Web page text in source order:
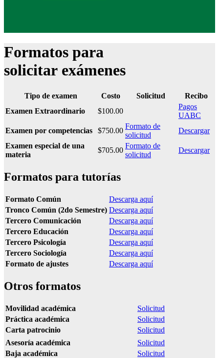
Formatos para
solicitar exámenes
Tipo de examen Costo Solicitud
Recibo
Examen Extraordinario
$100.00
Pagos
UABC
Examen por competencias
$750.00
Formato de
solicitud
Descargar
Examen especial de una
materia
$705.00
Formato de
solicitud
Descargar
Formatos para tutorías
Formato Común
Descarga aquí
Tronco Común (2do Semestre) Descarga aquí
Tercero Comunicación
Descarga aquí
Tercero Educación
Descarga aquí
Tercero Psicología
Descarga aquí
Tercero Sociología
Descarga aquí
Formato de ajustes
Descarga aquí
Otros formatos
Movilidad académica
Solicitud
Práctica académica
Solicitud
Carta patrocinio
Solicitud
Asesoría académica
Solicitud
Baja académica
Solicitud